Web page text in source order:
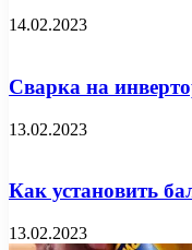
14.02.2023
Сварка на
13.02.2023
Как установить
13.02.2023